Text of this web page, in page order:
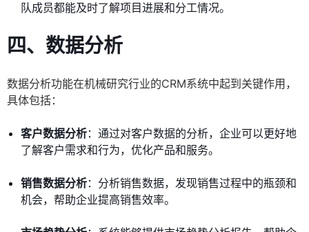
队成员都能及时了解项目进展和分工情况。
四、数据分析
数据分析功能在机械研究行业的CRM系统中起到关键作用，
具体包括：
客户数据分析：通过对客户数据的分析，企业可以更好地
了解客户需求和行为，优化产品和服务。
销售数据分析：分析销售数据，发现销售过程中的瓶颈和
机会，帮助企业提高销售效率。